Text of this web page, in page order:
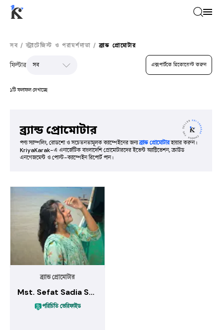
সব / স্ট্র্যাটেজিস্ট ও পরামর্শদাতা / ব্র্যান্ড প্রোমোটার
ফিল্টার এক্সপার্টকে রিকোয়েস্ট করুন
১টি ফলাফল দেখাচ্ছে
ব্র্যান্ড প্রোমোটার
পণ্য স্যাম্পলিং, রোডশো ও সচেতনতামূলক ক্যাম্পেইনের জন্যব্র্যান্ড প্রোমোটারহায়ার করুন।
KriyaKarak-এ এনার্জেটিক বাংলাদেশি প্রোমোটারদের ইভেন্ট অ্যাক্টিভেশন, ক্রাউড
এনগেজমেন্ট ও পোস্ট-ক্যাম্পেইন রিপোর্ট পান।
ব্র্যান্ড প্রোমোটার
Mst. Sefat Sadia Suchi
পরিচিতি ভেরিফাইড